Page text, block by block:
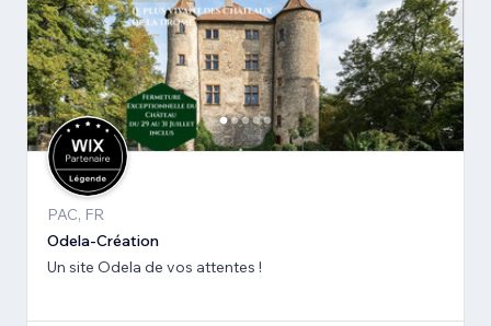
PAC, FR
Odela-Création
Un site Odela de vos attentes !